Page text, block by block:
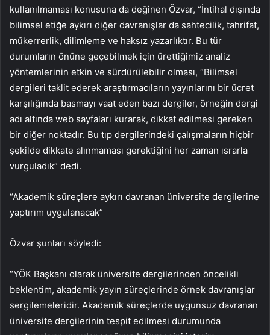
kullanılmaması konusuna da değinen Özvar, “İntihal dışında
bilimsel etiğe aykırı diğer davranışlar da sahtecilik, tahrifat,
mükerrerlik, dilimleme ve haksız yazarlıktır. Bu tür
durumların önüne geçebilmek için ürettiğimiz analiz
yöntemlerinin etkin ve sürdürülebilir olması, “Bilimsel
dergileri taklit ederek araştırmacıların yayınlarını bir ücret
karşılığında basmayı vaat eden bazı dergiler, örneğin dergi
adı altında web sayfaları kurarak, dikkat edilmesi gereken
bir diğer noktadır. Bu tıp dergilerindeki çalışmaların hiçbir
şekilde dikkate alınmaması gerektiğini her zaman ısrarla
vurguladık” dedi.
“Akademik süreçlere aykırı davranan üniversite dergilerine
yaptırım uygulanacak”
Özvar şunları söyledi:
“YÖK Başkanı olarak üniversite dergilerinden öncelikli
beklentim, akademik yayın süreçlerinde örnek davranışlar
sergilemeleridir. Akademik süreçlerde uygunsuz davranan
üniversite dergilerinin tespit edilmesi durumunda